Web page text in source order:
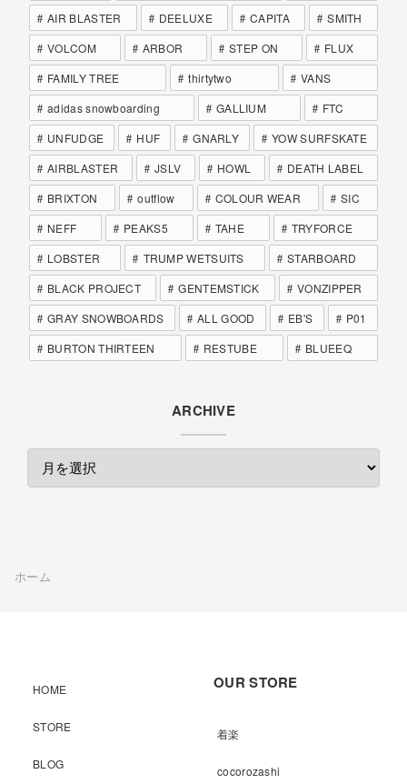
AIR BLASTER
DEELUXE CAPITA
SMITH
VOLCOM
ARBOR STEP ON
FLUX
FAMILY TREE
thirtytwo
VANS
adidas snowboarding
GALLIUM
FTC
UNFUDGE
HUF GNARLY
YOW SURFSKATE
AIRBLASTER
JSLV HOWL
DEATH LABEL
BRIXTON
outflow COLOUR WEAR
SIC
NEFF
PEAKS5 TAHE
TRYFORCE
LOBSTER
TRUMP WETSUITS
STARBOARD
BLACK PROJECT
GENTEMSTICK
VONZIPPER
GRAY SNOWBOARDS
ALL GOOD EB'S
P01
BURTON THIRTEEN
RESTUBE BLUEEQ
ARCHIVE
ホーム
HOME
STORE
BLOG
OUR STORE
着楽
cocorozashi